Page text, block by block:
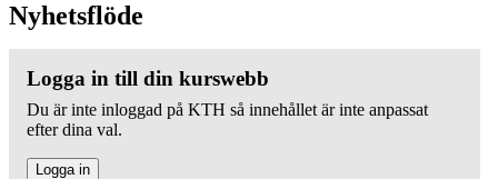
Nyhetsflöde
Logga in till din kurswebb
Du är inte inloggad på KTH så innehållet är inte anpassat
efter dina val.
Logga in